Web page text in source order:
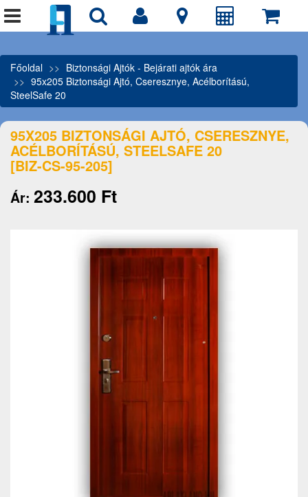
Főoldal
Biztonsági Ajtók - Bejárati ajtók ára
95x205 Biztonsági Ajtó, Cseresznye, Acélborítású,
SteelSafe 20
95X205 BIZTONSÁGI AJTÓ, CSERESZNYE,
ACÉLBORÍTÁSÚ, STEELSAFE 20
[BIZ-CS-95-205]
Ár: 233.600 Ft